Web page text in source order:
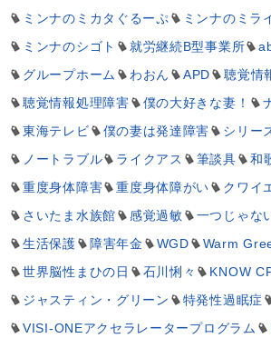
ミンナのミカタぐるーぷ ミンナのミラ
ミンナのシゴト
就労継続B型事業所
グループホーム
わおん APD
聴覚情
聴覚情報処理障害
僕の大好きな妻！
東海テレビ
僕の妻は発達障害
シリー
ノートラブル
ライクアス 筆談具 和
重度身体障害
重度身体障がい
クワイ
さいたま水族館
感覚過敏 一つじゃな
生活保護
障害年金 WGD
Warm
世界脳性まひの日
石川悧々 KNOW
ジャスティン・グリーン
特発性過眠症
VISI-ONEアクセラレータープログラム